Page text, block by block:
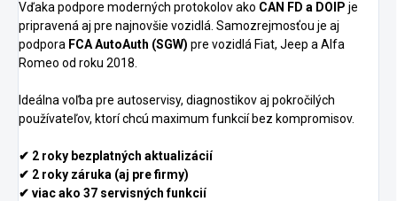
Vďaka podpore moderných protokolov ako CAN FD a DOIP je
pripravená aj pre najnovšie vozidlá. Samozrejmosťou je aj
podpora FCA AutoAuth (SGW) pre vozidlá Fiat, Jeep a Alfa
Romeo od roku 2018.
Ideálna voľba pre autoservisy, diagnostikov aj pokročilých
používateľov, ktorí chcú maximum funkcií bez kompromisov.
✔ 2 roky bezplatných aktualizácií
✔ 2 roky záruka (aj pre firmy)
✔ viac ako 37 servisných funkcií